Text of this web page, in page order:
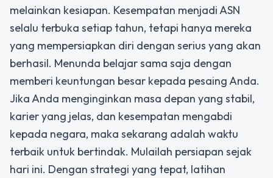
melainkan kesiapan. Kesempatan menjadi ASN
selalu terbuka setiap tahun, tetapi hanya mereka
yang mempersiapkan diri dengan serius yang akan
berhasil. Menunda belajar sama saja dengan
memberi keuntungan besar kepada pesaing Anda.
Jika Anda menginginkan masa depan yang stabil,
karier yang jelas, dan kesempatan mengabdi
kepada negara, maka sekarang adalah waktu
terbaik untuk bertindak. Mulailah persiapan sejak
hari ini. Dengan strategi yang tepat, latihan